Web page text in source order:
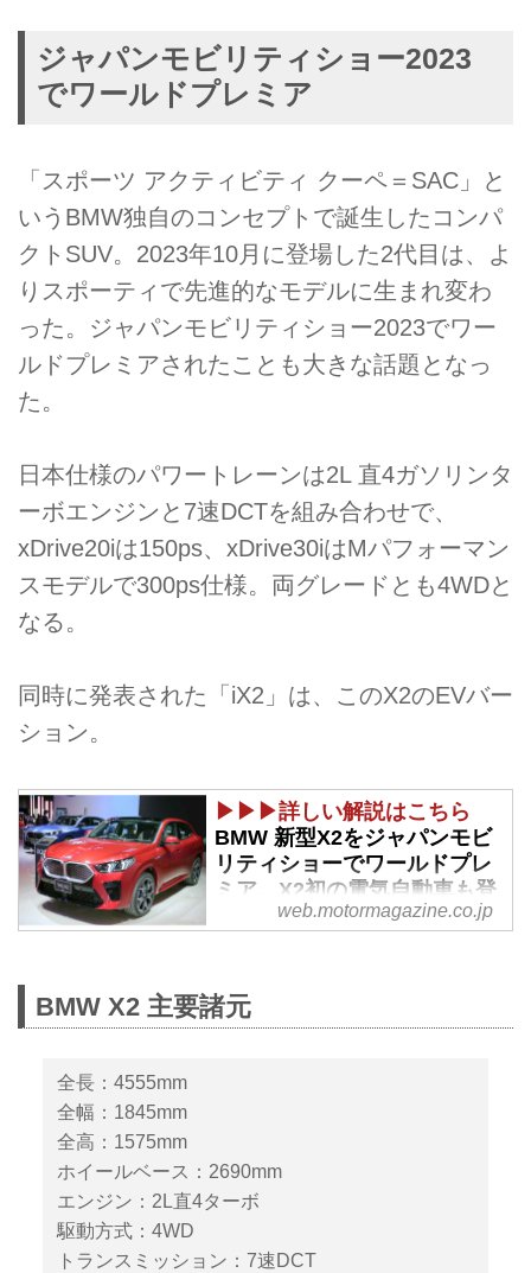
ジャパンモビリティショー2023
でワールドプレミア
「スポーツ アクティビティ クーペ＝SAC」と
いうBMW独自のコンセプトで誕生したコンパ
クトSUV。2023年10月に登場した2代目は、よ
りスポーティで先進的なモデルに生まれ変わ
った。ジャパンモビリティショー2023でワー
ルドプレミアされたことも大きな話題となっ
た。
日本仕様のパワートレーンは2L 直4ガソリンタ
ーボエンジンと7速DCTを組み合わせで、
xDrive20iは150ps、xDrive30iはMパフォーマン
スモデルで300ps仕様。両グレードとも4WDと
なる。
同時に発表された「iX2」は、このX2のEVバー
ション。
▶▶▶詳しい解説はこちら
BMW 新型X2をジャパンモビ
リティショーでワールドプレ
ミア。X2初の電気自動車も登
場 - Webモーターマガジン
2023（以下、JMS）のプレスカ
ンファレンスで、新型X2を発
30は2024年第2四半期以降を予定
している。（タイトル写真以外の
ものです）
web.motormagazine.co.jp
BMW X2 主要諸元
全長：4555mm
全幅：1845mm
全高：1575mm
ホイールベース：2690mm
エンジン：2L直4ターボ
駆動方式：4WD
トランスミッション：7速DCT